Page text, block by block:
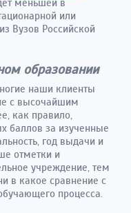
меньшей в
или
Вузов Российской
образовании
наши клиенты
с высочайшим
как правило,
баллов за изученные
год выдачи и
отметки и
учреждение, тем
в какое сравнение с
процесса.